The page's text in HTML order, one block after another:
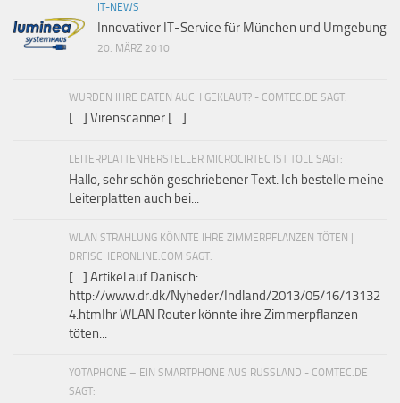
IT-NEWS
Innovativer IT-Service für München und Umgebung
20. MÄRZ 2010
WURDEN IHRE DATEN AUCH GEKLAUT? - COMTEC.DE SAGT:
[…] Virenscanner […]
LEITERPLATTENHERSTELLER MICROCIRTEC IST TOLL SAGT:
Hallo, sehr schön geschriebener Text. Ich bestelle meine
Leiterplatten auch bei...
WLAN STRAHLUNG KÖNNTE IHRE ZIMMERPFLANZEN TÖTEN |
DRFISCHERONLINE.COM SAGT:
[…] Artikel auf Dänisch:
http://www.dr.dk/Nyheder/Indland/2013/05/16/13132
4.htmIhr WLAN Router könnte ihre Zimmerpflanzen
töten...
YOTAPHONE – EIN SMARTPHONE AUS RUSSLAND - COMTEC.DE
SAGT: